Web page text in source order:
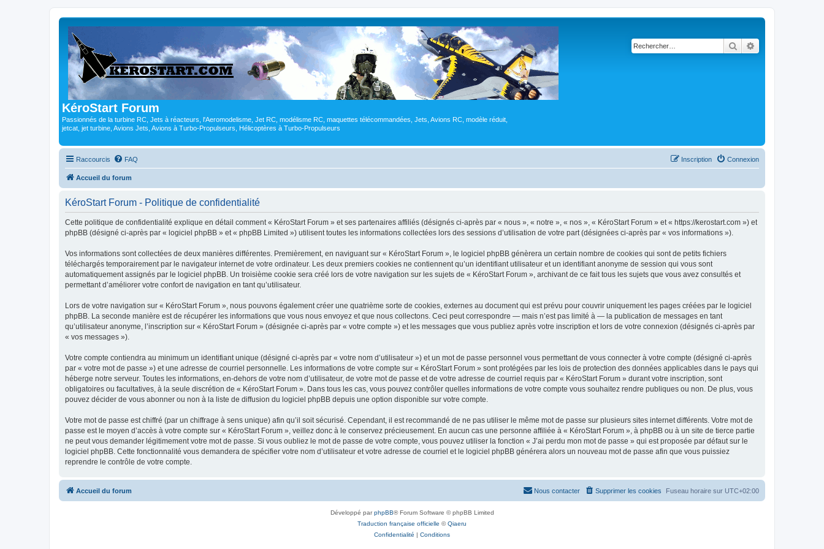
KéroStart Forum
Passionnés de la turbine RC, Jets à réacteurs, l'Aeromodelisme, Jet RC, modélisme RC, maquettes télécommandées, Jets, Avions RC, modèle réduit,
jetcat, jet turbine, Avions Jets, Avions à Turbo-Propulseurs, Hélicoptères à Turbo-Propulseurs
Rechercher
Raccourcis FAQ Connexion
Inscription
Accueil du forum
KéroStart Forum - Politique de confidentialité
Cette politique de confidentialité explique en détail comment « KéroStart Forum » et ses partenaires affiliés (désignés ci-après par « nous », « notre », « nos », « KéroStart Forum » et « https://kerostart.com ») et
phpBB (désigné ci-après par « logiciel phpBB » et « phpBB Limited ») utilisent toutes les informations collectées lors des sessions d’utilisation de votre part (désignées ci-après par « vos informations »).
Vos informations sont collectées de deux manières différentes. Premièrement, en naviguant sur « KéroStart Forum », le logiciel phpBB génèrera un certain nombre de cookies qui sont de petits fichiers
téléchargés temporairement par le navigateur internet de votre ordinateur. Les deux premiers cookies ne contiennent qu’un identifiant utilisateur et un identifiant anonyme de session qui vous sont
automatiquement assignés par le logiciel phpBB. Un troisième cookie sera créé lors de votre navigation sur les sujets de « KéroStart Forum », archivant de ce fait tous les sujets que vous avez consultés et
permettant d’améliorer votre confort de navigation en tant qu’utilisateur.
Lors de votre navigation sur « KéroStart Forum », nous pouvons également créer une quatrième sorte de cookies, externes au document qui est prévu pour couvrir uniquement les pages créées par le logiciel
phpBB. La seconde manière est de récupérer les informations que vous nous envoyez et que nous collectons. Ceci peut correspondre — mais n’est pas limité à — la publication de messages en tant
qu’utilisateur anonyme, l’inscription sur « KéroStart Forum » (désignée ci-après par « votre compte ») et les messages que vous publiez après votre inscription et lors de votre connexion (désignés ci-après par
« vos messages »).
Votre compte contiendra au minimum un identifiant unique (désigné ci-après par « votre nom d’utilisateur ») et un mot de passe personnel vous permettant de vous connecter à votre compte (désigné ci-après
par « votre mot de passe ») et une adresse de courriel personnelle. Les informations de votre compte sur « KéroStart Forum » sont protégées par les lois de protection des données applicables dans le pays qui
héberge notre serveur. Toutes les informations, en-dehors de votre nom d’utilisateur, de votre mot de passe et de votre adresse de courriel requis par « KéroStart Forum » durant votre inscription, sont
obligatoires ou facultatives, à la seule discrétion de « KéroStart Forum ». Dans tous les cas, vous pouvez contrôler quelles informations de votre compte vous souhaitez rendre publiques ou non. De plus, vous
pouvez décider de vous abonner ou non à la liste de diffusion du logiciel phpBB depuis une option disponible sur votre compte.
Votre mot de passe est chiffré (par un chiffrage à sens unique) afin qu’il soit sécurisé. Cependant, il est recommandé de ne pas utiliser le même mot de passe sur plusieurs sites internet différents. Votre mot de
passe est le moyen d’accès à votre compte sur « KéroStart Forum », veillez donc à le conservez précieusement. En aucun cas une personne affiliée à « KéroStart Forum », à phpBB ou à un site de tierce partie
ne peut vous demander légitimement votre mot de passe. Si vous oubliez le mot de passe de votre compte, vous pouvez utiliser la fonction « J’ai perdu mon mot de passe » qui est proposée par défaut sur le
logiciel phpBB. Cette fonctionnalité vous demandera de spécifier votre nom d’utilisateur et votre adresse de courriel et le logiciel phpBB générera alors un nouveau mot de passe afin que vous puissiez
reprendre le contrôle de votre compte.
Accueil du forum Fuseau horaire sur UTC+02:00
Supprimer les cookies
Nous contacter
Développé parphpBB® Forum Software © phpBB Limited
Traduction française officielle ©Qiaeru
Confidentialité | Conditions